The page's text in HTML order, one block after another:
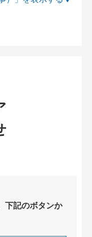
下記のボタンか